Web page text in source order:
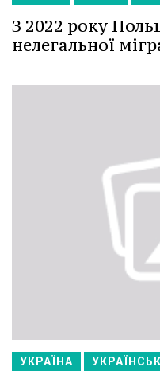
З 2022 року
нелегальної
УКРАЇНА